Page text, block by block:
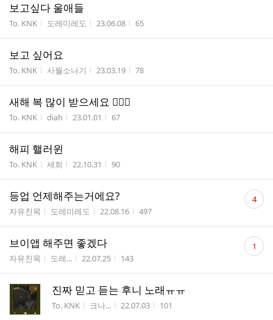
보고싶다 울애들
게시판명
To. KNK 작성자
도레미레도 작성시간
23.06.08 조회수
65
보고 싶어요
게시판명
To. KNK 작성자
사월소나기 작성시간
23.03.19 조회수
78
새해 복 많이 받으세요 🙇🏻‍♀️
게시판명
To. KNK 작성자
diah 작성시간
23.01.01 조회수
67
해피 핼러윈
게시판명
To. KNK 작성자
세희 작성시간
22.10.31 조회수
90
등업 언제해주는거에요?
게시판명
자유친목 작성자
도레미레도 작성시간
22.08.16 조회수
497
댓
글 4
브이앱 해주면 좋겠다
게시판명
자유친목 작성자
도레... 작성시간
22.07.25 조회수
143
댓
글 1
진짜 믿고 듣는 후니 노래ㅠㅠ
게시판명
To. KNK 작성자
크나... 작성시간
22.07.03 조회수
101